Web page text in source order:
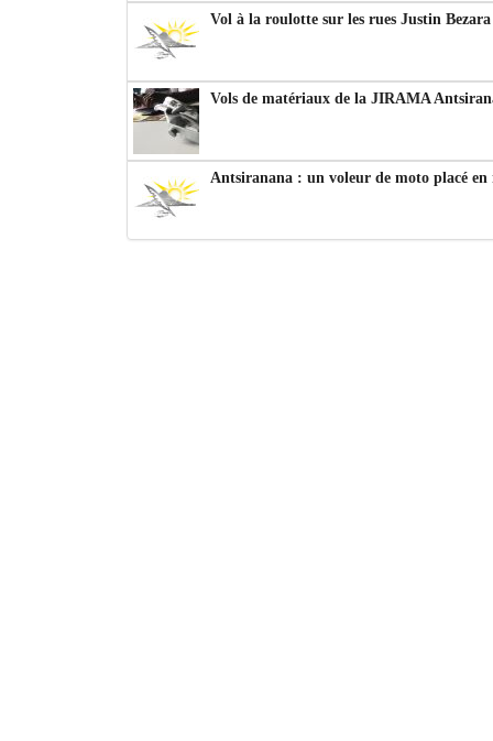
Vol à la roulotte sur les rues Justin
Vols de matériaux de la JIRAMA
Antsiranana : un voleur de moto placé en